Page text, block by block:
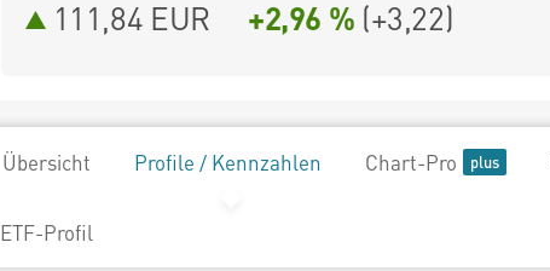
111,84 EUR +2,96 % (+3,22)
Übersicht Profile / Kennzahlen Chart-Pro
ETF-Profil